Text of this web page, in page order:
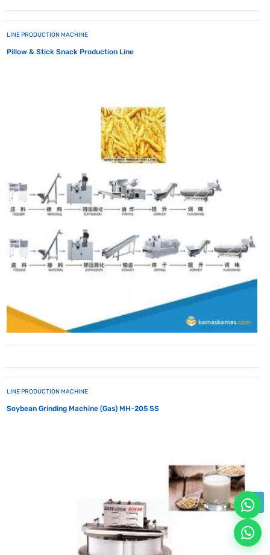
LINE PRODUCTION MACHINE
Pillow & Stick Snack Production Line
LINE PRODUCTION MACHINE
Soybean Grinding Machine (Gas) MH-205 SS